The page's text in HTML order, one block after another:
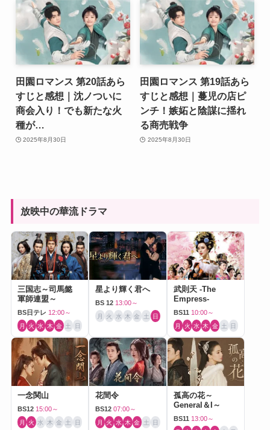
田園ロマンス 第20話あら
すじと感想｜沈ノついに
商会入り！でも新たな火
種が…
2025年8月30日
田園ロマンス 第19話あら
すじと感想｜蔓児の店ピ
ンチ！嫉妬と陰謀に揺れ
る商売戦争
2025年8月30日
放映中の華流ドラマ
三国志～司馬懿
軍師連盟～
BS日テレ 12:00～
月 火 水 木 金 土 日
星より輝く君へ
BS 12 13:00～
月 火 水 木 金 土 日
武則天 -The
Empress-
BS11 10:00～
月 火 水 木 金 土 日
一念関山
BS12 15:00～
月 火 水 木 金 土 日
花間令
BS12 07:00～
月 火 水 木 金 土 日
孤高の花～
General＆I～
BS11 13:00～